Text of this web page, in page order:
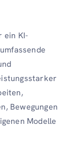
ein KI-
Bewegungen
Modelle